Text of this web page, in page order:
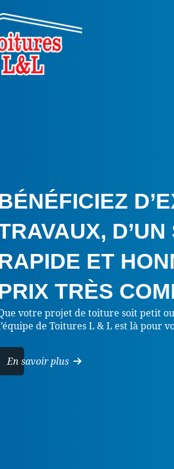
ET
TRÈS
votre projet de toiture soit petit
de Toitures L & L est là pour
En savoir plus